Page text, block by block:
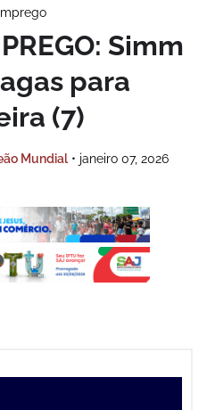
Simm
para
(7)
Mundial • janeiro 07, 2026